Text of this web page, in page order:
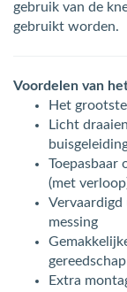
gebruik van de
gebruikt worden.
Voordelen van
Het
Licht
Toepasbaar
(met
Vervaardigd
messing
gereedschap
Extra